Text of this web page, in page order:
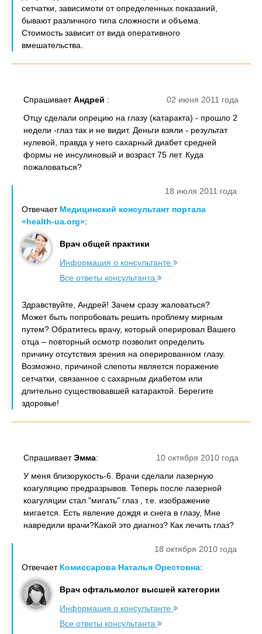
сетчатки, зависимоти от определенных показаний,
бывают различного типа сложности и объема.
Стоимость зависит от вида оперативного
вмешательства.
02 июня 2011 года
СпрашиваетАндрей :
Отцу сделали опрецию на глазу (катаракта) - прошло 2
недели -глаз так и не видит. Деньги взяли - результат
нулевой, правда у него сахарный диабет средней
формы не инсулиновый и возраст 75 лет. Куда
пожаловаться?
18 июля 2011 года
Отвечает Медицинский консультант портала
«health-ua.org»:
Врач общей практики
Информация о консультанте
Все ответы консультанта
Здравствуйте, Андрей! Зачем сразу жаловаться?
Может быть попробовать решить проблему мирным
путем? Обратитесь врачу, который оперировал Вашего
отца – повторный осмотр позволит определить
причину отсутствия зрения на оперированном глазу.
Возможно, причиной слепоты является поражение
сетчатки, связанное с сахарным диабетом или
длительно существовавшей катарактой. Берегите
здоровье!
10 октября 2010 года
СпрашиваетЭмма:
У меня близорукость-6. Врачи сделали лазерную
коагуляцию предразрывов. Теперь после лазерной
коагуляции стал "мигать" глаз , т.е. изображение
мигается. Есть явление дождя и снега в глазу, Мне
навредили врачи?Какой это диагноз? Как лечить глаз?
18 октября 2010 года
Отвечает Комиссарова Наталья Орестовна:
Врач офтальмолог высшей категории
Информация о консультанте
Все ответы консультанта